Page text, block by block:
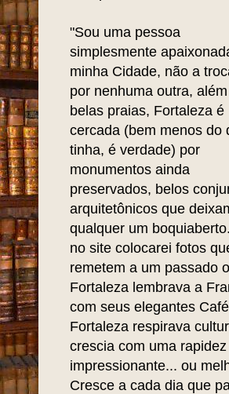
"Sou uma pessoa
simplesmente
minha Cidade, não a
por nenhuma outra,
belas praias, Fortaleza é
cercada (bem menos do
tinha, é verdade) por
monumentos ainda
preservados, belos
arquitetônicos que
qualquer um
no site colocarei fotos
remetem a um passado
Fortaleza lembrava a
com seus elegantes
Fortaleza respirava
crescia com uma rapidez
impressionante... ou
Cresce a cada dia que